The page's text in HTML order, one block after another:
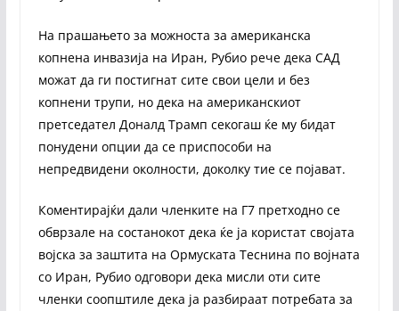
На прашањето за можноста за американска
копнена инвазија на Иран, Рубио рече дека САД
можат да ги постигнат сите свои цели и без
копнени трупи, но дека на американскиот
претседател Доналд Трамп секогаш ќе му бидат
понудени опции да се приспособи на
непредвидени околности, доколку тие се појават.
Коментирајќи дали членките на Г7 претходно се
обврзале на состанокот дека ќе ја користат својата
војска за заштита на Ормуската Теснина по војната
со Иран, Рубио одговори дека мисли оти сите
членки соопштиле дека ја разбираат потребата за